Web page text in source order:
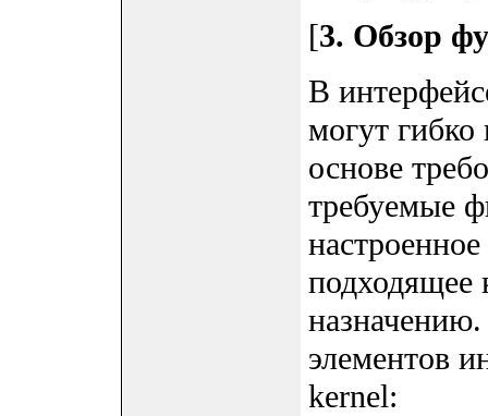
[3. Обзор
В
могут гибко
основе
требуемые
подходящее
элементов
kernel: